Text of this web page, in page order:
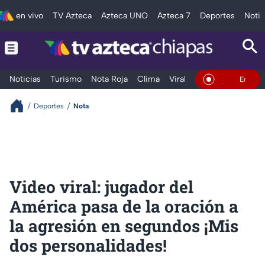
en vivo TV Azteca Azteca UNO Azteca 7 Deportes
Noticias Turismo Nota Roja Clima Viral y Tendencia En Vivo
Deportes Nota
Video viral: jugador del
América pasa de la oración a
la agresión en segundos ¡Mis
dos personalidades!